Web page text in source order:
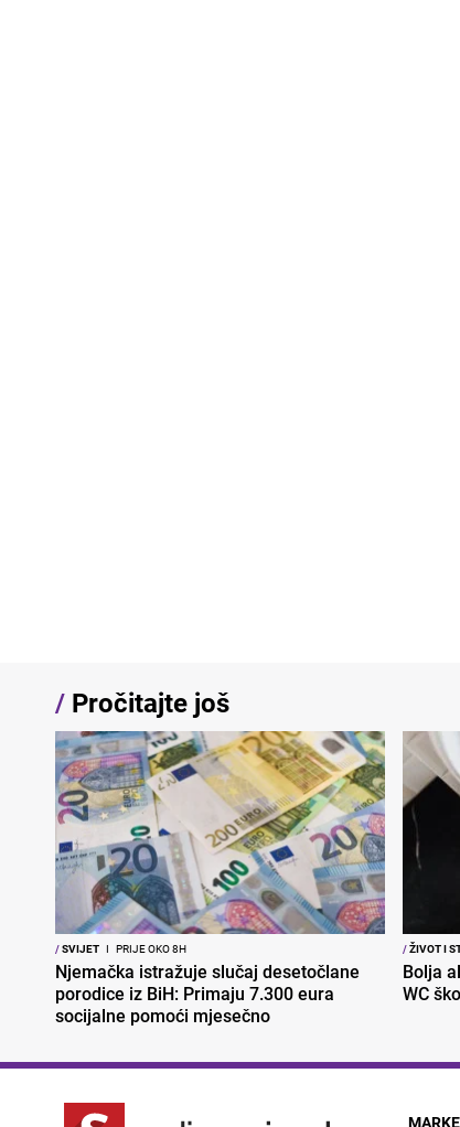
/ Pročitajte još
/SVIJET I PRIJE OKO 8H
Njemačka istražuje slučaj desetočlane
porodice iz BiH: Primaju 7.300 eura
socijalne pomoći mjesečno
/ŽIVOT I
Bolja
WC